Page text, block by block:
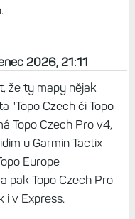
2026, 21:11
že ty mapy nějak
"Topo Czech či Topo
Topo Czech Pro v4,
u Garmin Tactix
Europe
pak Topo Czech Pro
i v Express.